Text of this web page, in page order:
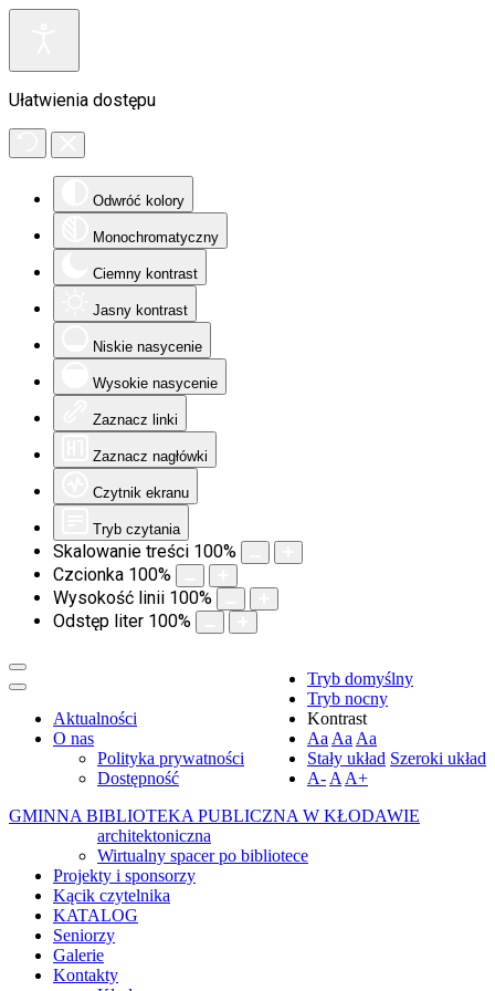
Ułatwienia dostępu
Odwróć kolory
Monochromatyczny
Ciemny kontrast
Jasny kontrast
Niskie nasycenie
Wysokie nasycenie
Zaznacz linki
Zaznacz nagłówki
Czytnik ekranu
Tryb czytania
Skalowanie treści 100%
Czcionka 100%
Wysokość linii 100%
Odstęp liter 100%
Tryb domyślny
Tryb nocny
Kontrast
Aa Aa Aa
Stały układ Szeroki układ
A- A A+
GMINNA BIBLIOTEKA PUBLICZNA W KŁODAWIE
Aktualności
O nas
Polityka prywatności
Dostępność
architektoniczna
Wirtualny spacer po bibliotece
Projekty i sponsorzy
Kącik czytelnika
KATALOG
Seniorzy
Galerie
Kontakty